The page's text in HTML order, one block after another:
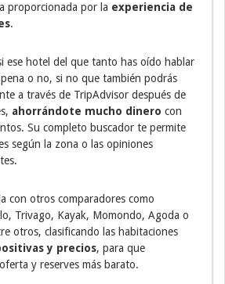
proporcionada por la experiencia de
.
ese hotel del que tanto has oído hablar
o no, si no que también podrás
a través de TripAdvisor después de
ahorrándote mucho dinero con
Su completo buscador te permite
según la zona o las opiniones
con otros comparadores como
Trivago, Kayak, Momondo, Agoda o
otros, clasificando las habitaciones
y precios, para que
y reserves más barato.